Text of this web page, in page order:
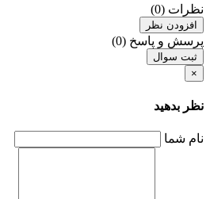
نظرات (0)
افزودن نظر
پرسش و پاسخ (0)
ثبت سوال
×
نظر بدهید
نام شما